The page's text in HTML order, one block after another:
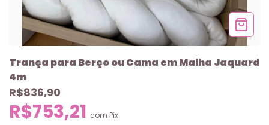
Trança para Berço ou Cama em Malha Jaquard
4m
R$836,90
R$753,21 com Pix